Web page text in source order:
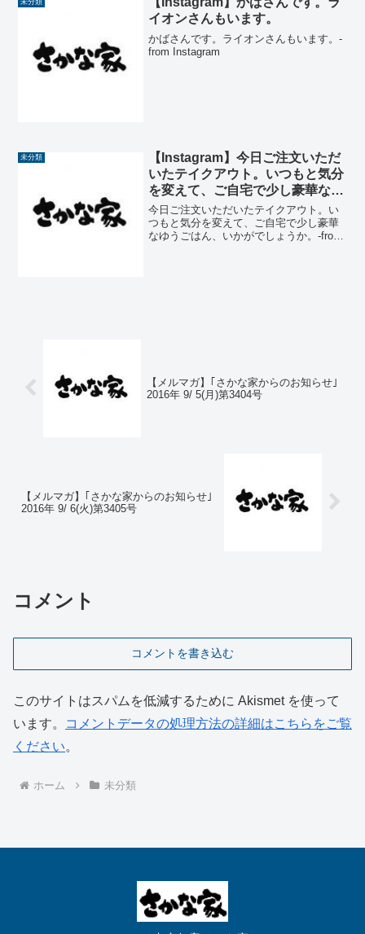
未分類
イオンさんもいます。
かばさんです。ライオンさんもいます。-
from Instagram
未分類
【Instagram】今日ご注文いただ
いたテイクアウト。いつもと気分
を変えて、ご自宅で少し豪華なゆ
うごはん、いかがでしょうか。
今日ご注文いただいたテイクアウト。い
つもと気分を変えて、ご自宅で少し豪華
なゆうごはん、いかがでしょうか。-from
【メルマガ】｢さかな家からのお知らせ｣
2016年 9/ 5(月)第3404号
【メルマガ】｢さかな家からのお知らせ｣
2016年 9/ 6(火)第3405号
コメント
コメントを書き込む
このサイトはスパムを低減するために Akismet を使って
います。
コメントデータの処理方法の詳細はこちらをご覧
ください。
ホーム 未分類